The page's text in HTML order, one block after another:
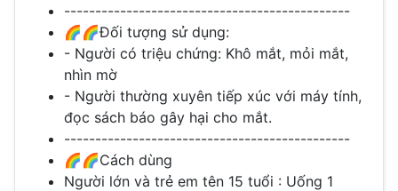
----------------------------------------------
🌈🌈Đối tượng sử dụng:
- Người có triệu chứng: Khô mắt, mỏi mắt,
nhìn mờ
- Người thường xuyên tiếp xúc với máy tính,
đọc sách báo gây hại cho mắt.
----------------------------------------------
🌈🌈Cách dùng
Người lớn và trẻ em tên 15 tuổi : Uống 1